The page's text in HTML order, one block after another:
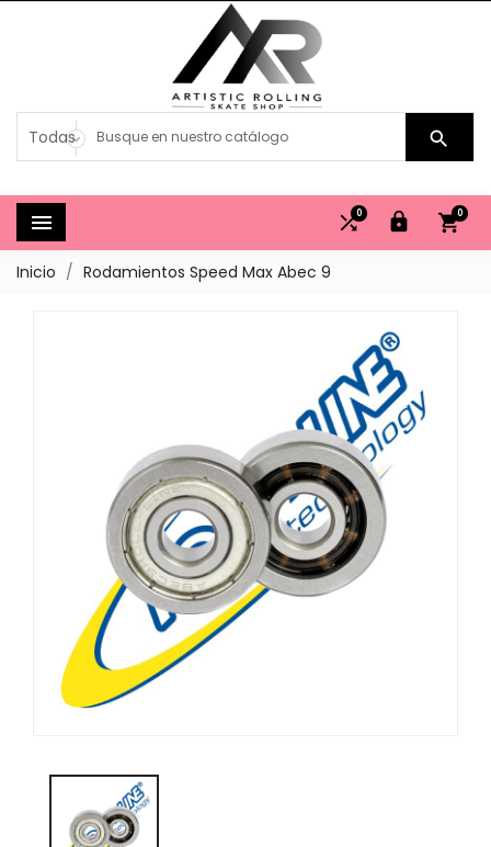

 0


0
Inicio Rodamientos Speed Max Abec 9